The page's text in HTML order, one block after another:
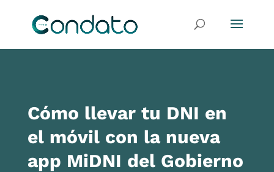
Cómo llevar tu DNI en
el móvil con la nueva
app MiDNI del Gobierno